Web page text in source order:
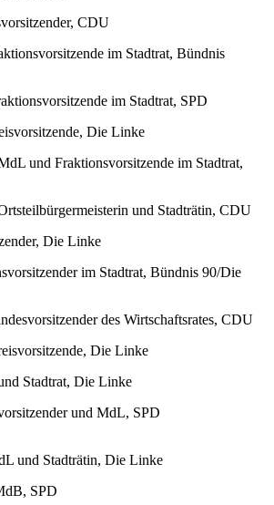
CDU
im Stadtrat, Bündnis
im Stadtrat, SPD
Die Linke
und Fraktionsvorsitzende im Stadtrat,
und Stadträtin, CDU
Die Linke
im Stadtrat, Bündnis 90/Die
des Wirtschaftsrates, CDU
Die Linke
Stadtrat, Die Linke
und MdL, SPD
und Stadträtin, Die Linke
SPD